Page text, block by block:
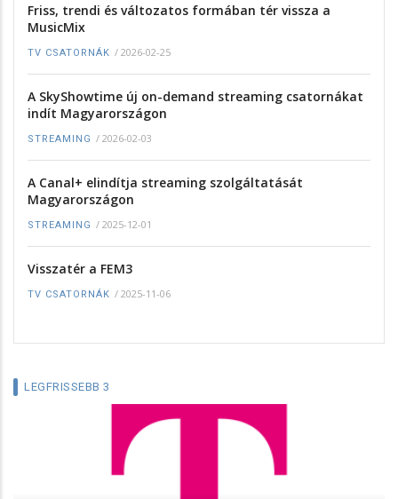
Friss, trendi és változatos formában tér vissza a
MusicMix
TV CSATORNÁK / 2026-02-25
A SkyShowtime új on-demand streaming csatornákat
indít Magyarországon
STREAMING / 2026-02-03
A Canal+ elindítja streaming szolgáltatását
Magyarországon
STREAMING / 2025-12-01
Visszatér a FEM3
TV CSATORNÁK / 2025-11-06
LEGFRISSEBB 3